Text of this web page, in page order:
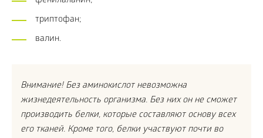
триптофан;
валин.
Внимание! Без аминокислот невозможна
жизнедеятельность организма. Без них он не сможет
производить белки, которые составляют основу всех
его тканей. Кроме того, белки участвуют почти во